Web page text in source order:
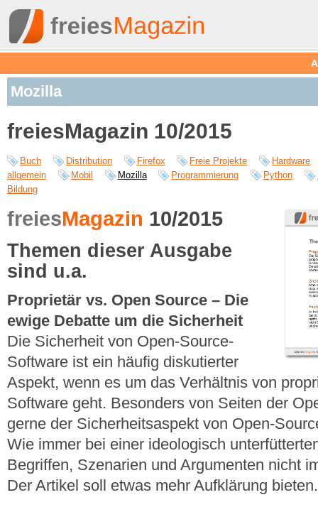
Mozilla
freiesMagazin 10/2015
Buch Distribution Firefox Freie Projekte
Hardware
allgemein
Mobil Mozilla Programmierung Python
Bildung
freiesMagazin 10/2015
Themen dieser Ausgabe
sind u.a.
Proprietär vs. Open Source – Die
ewige Debatte um die Sicherheit
Die Sicherheit von Open-Source-
Software ist ein häufig diskutierter
Aspekt, wenn es um das Verhältnis von
Software geht. Besonders von Seiten der
gerne der Sicherheitsaspekt von Open-
Wie immer bei einer ideologisch
Begriffen, Szenarien und Argumenten nicht
Der Artikel soll etwas mehr Aufklärung bieten.